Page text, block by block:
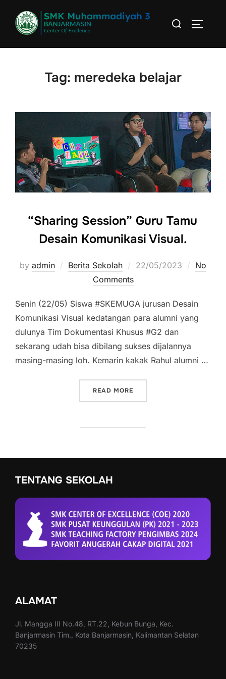
content
Search
Tag: meredeka belajar
“Sharing Session” Guru Tamu
Desain Komunikasi Visual.
by admin Berita Sekolah
Posted
22/05/2023
No
Comments
Senin (22/05) Siswa #SKEMUGA jurusan Desain
Komunikasi Visual kedatangan para alumni yang
dulunya Tim Dokumentasi Khusus #G2 dan
sekarang udah bisa dibilang sukses dijalannya
masing-masing loh. Kemarin kakak Rahul alumni …
READ MORE
TENTANG SEKOLAH
ALAMAT
Jl. Mangga III No.48, RT.22, Kebun Bunga, Kec.
Banjarmasin Tim., Kota Banjarmasin, Kalimantan Selatan
70235